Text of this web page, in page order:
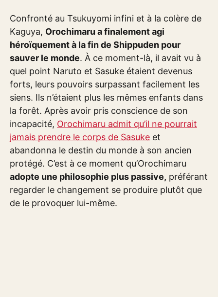
Confronté au Tsukuyomi infini et à la colère de
Kaguya, Orochimaru a finalement agi
héroïquement à la fin de Shippuden pour
sauver le monde. À ce moment-là, il avait vu à
quel point Naruto et Sasuke étaient devenus
forts, leurs pouvoirs surpassant facilement les
siens. Ils n’étaient plus les mêmes enfants dans
la forêt. Après avoir pris conscience de son
incapacité, Orochimaru admit qu’il ne pourrait
jamais prendre le corps de Sasuke et
abandonna le destin du monde à son ancien
protégé. C’est à ce moment qu’Orochimaru
adopte une philosophie plus passive, préférant
regarder le changement se produire plutôt que
de le provoquer lui-même.